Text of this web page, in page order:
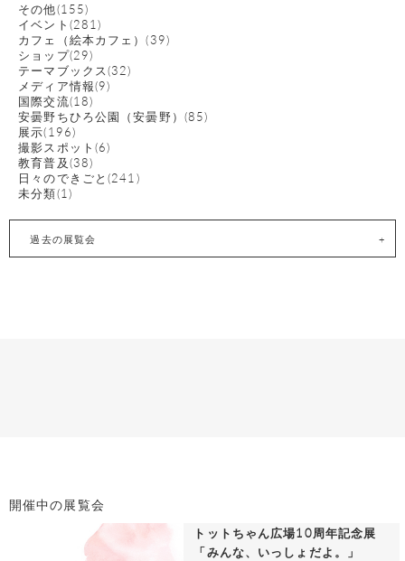
その他(155)
イベント(281)
カフェ（絵本カフェ）(39)
ショップ(29)
テーマブックス(32)
メディア情報(9)
国際交流(18)
安曇野ちひろ公園（安曇野）(85)
展示(196)
撮影スポット(6)
教育普及(38)
日々のできごと(241)
未分類(1)
過去の展覧会
開催中の展覧会
トットちゃん広場10周年記念展
「みんな、いっしょだよ。」